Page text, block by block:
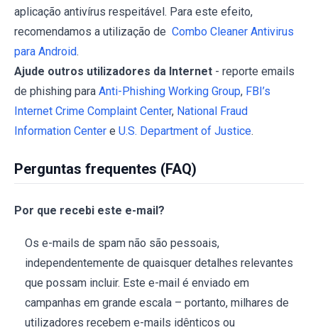
aplicação antivírus respeitável. Para este efeito,
recomendamos a utilização de Combo Cleaner Antivirus
para Android.
Ajude outros utilizadores da Internet - reporte emails
de phishing para Anti-Phishing Working Group, FBI’s
Internet Crime Complaint Center, National Fraud
Information Center e U.S. Department of Justice.
Perguntas frequentes (FAQ)
Por que recebi este e-mail?
Os e-mails de spam não são pessoais,
independentemente de quaisquer detalhes relevantes
que possam incluir. Este e-mail é enviado em
campanhas em grande escala – portanto, milhares de
utilizadores recebem e-mails idênticos ou